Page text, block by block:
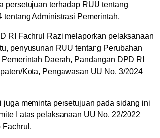
persetujuan terhadap RUU tentang
tentang Administrasi Pemerintah.
RI Fachrul Razi melaporkan pelaksanaan
penyusunan RUU tentang Perubahan
Daerah, Pandangan DPD RI
Kota, Pengawasan UU No. 3/2024
juga meminta persetujuan pada sidang ini
I atas pelaksanaan UU No. 22/2022
Fachrul.